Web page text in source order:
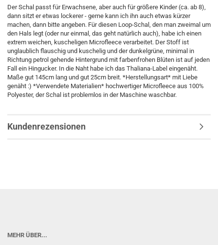
Der Schal passt für Erwachsene, aber auch für größere Kinder (ca. ab 8),
dann sitzt er etwas lockerer - gerne kann ich ihn auch etwas kürzer
machen, dann bitte angeben. Für diesen Loop-Schal, den man zweimal um
den Hals legt (oder nur einmal, das geht natürlich auch), habe ich einen
extrem weichen, kuscheligen Microfleece verarbeitet. Der Stoff ist
unglaublich flauschig und kuschelig und der dunkelgrüne, minimal in
Richtung petrol gehende Hintergrund mit farbenfrohen Blüten ist auf jeden
Fall ein Hingucker. In die Naht habe ich das Thaliana-Label eingenäht.
Maße gut 145cm lang und gut 25cm breit. *Herstellungsart* mit Liebe
genäht :) *Verwendete Materialien* hochwertiger Microfleece aus 100%
Polyester, der Schal ist problemlos in der Maschine waschbar.
Kundenrezensionen
MEHR ÜBER...